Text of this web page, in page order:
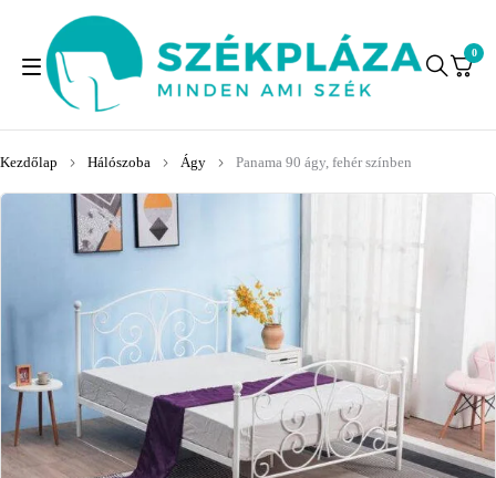
0
Kezdőlap Hálószoba Ágy Panama 90 ágy, fehér színben